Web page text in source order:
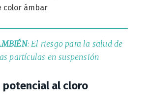
color ámbar
: El riesgo para la salud de
partículas en suspensión
potencial al cloro